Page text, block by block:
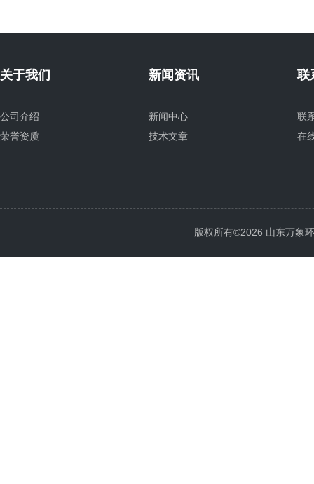
关于我们
公司介绍
荣誉资质
新闻资讯
新闻中心
技术文章
联
联
在
版权所有©2026 山东万象